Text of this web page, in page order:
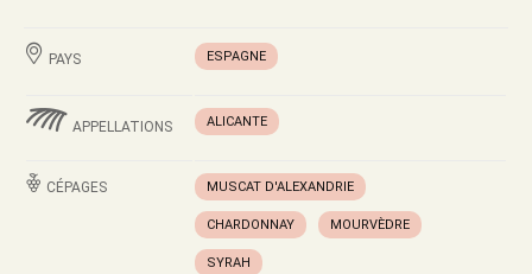
PAYS ESPAGNE
APPELLATIONS ALICANTE
CÉPAGES MUSCAT D'ALEXANDRIE
CHARDONNAY MOURVÈDRE
SYRAH